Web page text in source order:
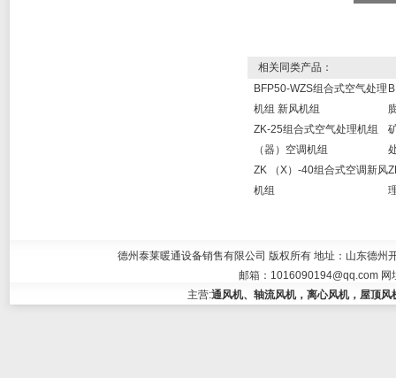
相关同类产品：
BFP50-WZS组合式空气处理
机组 新风机组
ZK-25组合式空气处理机组
（器）空调机组
ZK （X）-40组合式空调新风
机组
德州泰莱暖通设备销售有限公司 版权所有 地址：山东德
邮箱： 1016090194@qq.com网
主营:通风机、轴流风机，离心风机，屋顶